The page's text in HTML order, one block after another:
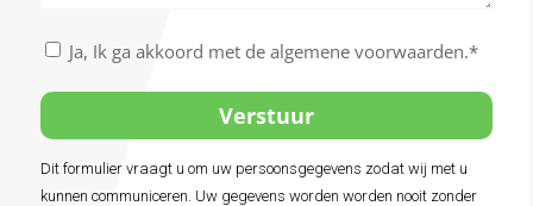
Akkoord
de
algemene
voorwaarden
*
Ja, Ik ga akkoord met de algemene voorwaarden.*
Dit formulier vraagt u om uw persoonsgegevens zodat wij met u
kunnen communiceren. Uw gegevens worden worden nooit zonder